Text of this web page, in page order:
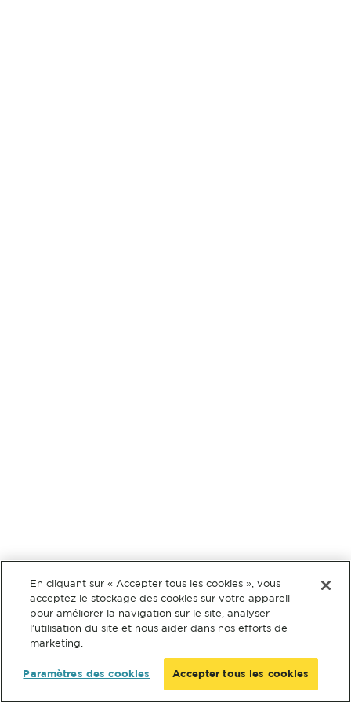
En cliquant sur « Accepter tous les cookies », vous
acceptez le stockage des cookies sur votre appareil
pour améliorer la navigation sur le site, analyser
l’utilisation du site et nous aider dans nos efforts de
marketing.
Paramètres des cookies Accepter tous les cookies